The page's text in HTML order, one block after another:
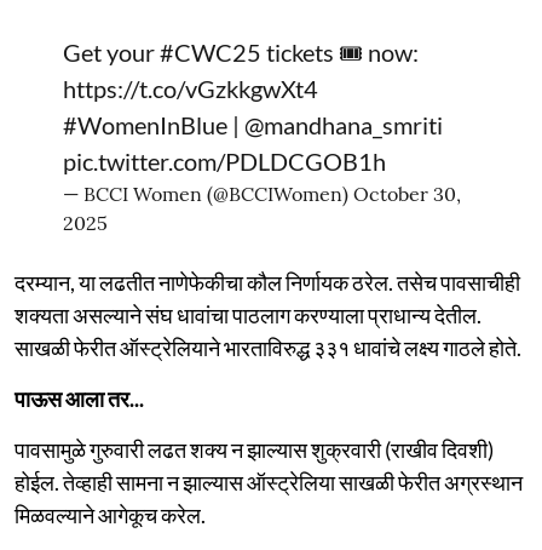
Get your#CWC25 tickets 🎟️ now:
https://t.co/vGzkkgwXt4
#WomenInBlue | @mandhana_smriti
pic.twitter.com/PDLDCGOB1h
— BCCI Women (@BCCIWomen) October 30,
2025
दरम्यान, या लढतीत नाणेफेकीचा कौल निर्णायक ठरेल. तसेच पावसाचीही
शक्यता असल्याने संघ धावांचा पाठलाग करण्याला प्राधान्य देतील.
साखळी फेरीत ऑस्ट्रेलियाने भारताविरुद्ध ३३१ धावांचे लक्ष्य गाठले होते.
पाऊस आला तर...
पावसामुळे गुरुवारी लढत शक्य न झाल्यास शुक्रवारी (राखीव दिवशी)
होईल. तेव्हाही सामना न झाल्यास ऑस्ट्रेलिया साखळी फेरीत अग्रस्थान
मिळवल्याने आगेकूच करेल.